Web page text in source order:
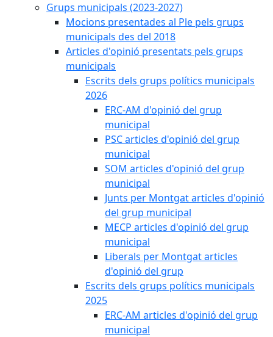
Grups municipals (2023-2027)
Mocions presentades al Ple pels grups
municipals des del 2018
Articles d'opinió presentats pels grups
municipals
Escrits dels grups polítics municipals
2026
ERC-AM d'opinió del grup
municipal
PSC articles d'opinió del grup
municipal
SOM articles d'opinió del grup
municipal
Junts per Montgat articles d'opinió
del grup municipal
MECP articles d'opinió del grup
municipal
Liberals per Montgat articles
d'opinió del grup
Escrits dels grups polítics municipals
2025
ERC-AM articles d'opinió del grup
municipal